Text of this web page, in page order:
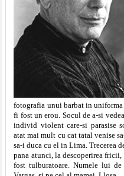
fotografia unui barbat in uniforma
fi fost un erou. Socul de a-si
individ violent care-si parasise
atat mai mult cu cat tatal venise
sa-i duca cu el in Lima. Trecerea
pana atunci, la descoperirea
fost tulburatoare. Numele lui